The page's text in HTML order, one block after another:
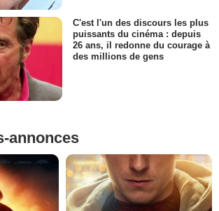
C'est l'un des discours les plus
puissants du cinéma : depuis
26 ans, il redonne du courage à
des millions de gens
annonces